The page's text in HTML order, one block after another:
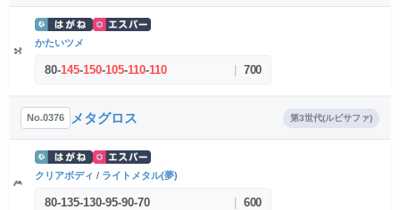
かたいツメ
80-145-150-105-110-110 700
No.0376 メタグロス 第3世代(ルビサファ)
クリアボディ / ライトメタル(夢)
80-135-130-95-90-70 600